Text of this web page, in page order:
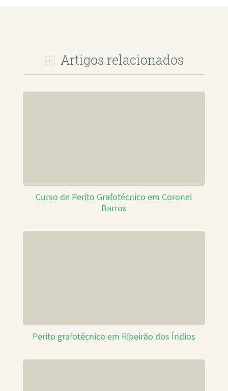
Artigos relacionados
Curso de Perito Grafotécnico em Coronel
Barros
Perito grafotécnico em Ribeirão dos Índios